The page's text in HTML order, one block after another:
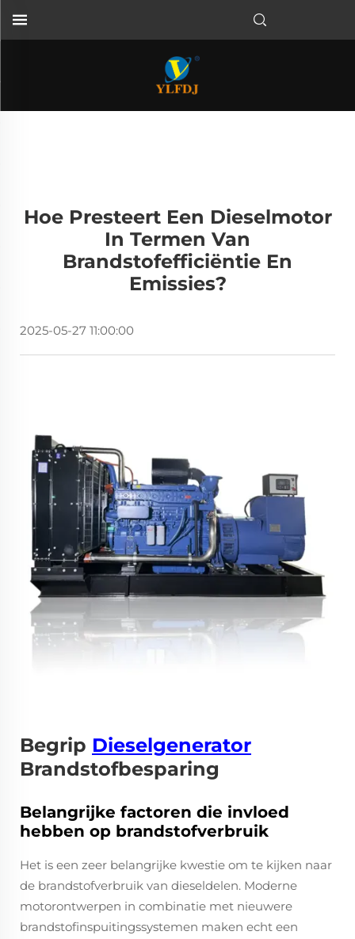
Hoe Presteert Een Dieselmotor
In Termen Van
Brandstofefficiëntie En
Emissies?
2025-05-27 11:00:00
Begrip Dieselgenerator
Brandstofbesparing
Belangrijke factoren die invloed
hebben op brandstofverbruik
Het is een zeer belangrijke kwestie om te kijken naar
de brandstofverbruik van dieseldelen. Moderne
motorontwerpen in combinatie met nieuwere
brandstofinspuitingssystemen maken echt een